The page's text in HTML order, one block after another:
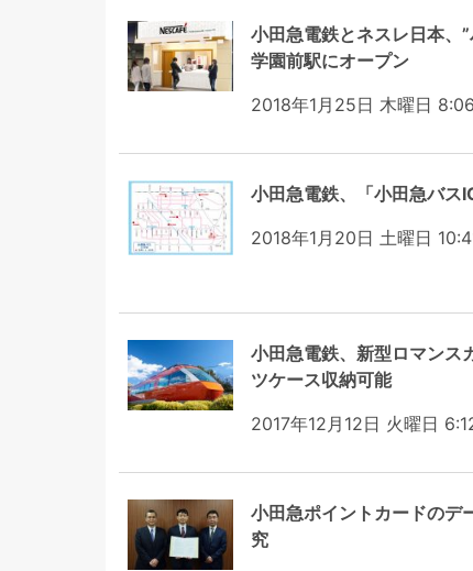
小田急電鉄とネスレ日本、
学園前駅にオープン
2018年1月25日 木曜日
小田急電鉄、「小田急バス
2018年1月20日 土曜日
小田急電鉄、新型ロマン
ツケース収納可能
2017年12月12日 火曜日
小田急ポイントカードのデ
究